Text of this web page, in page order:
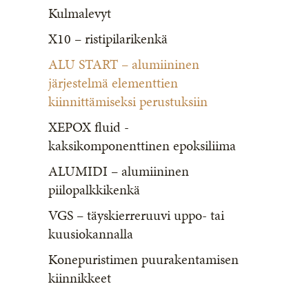
Kulmalevyt
X10 – ristipilarikenkä
ALU START – alumiininen
järjestelmä elementtien
kiinnittämiseksi perustuksiin
XEPOX fluid -
kaksikomponenttinen epoksiliima
ALUMIDI – alumiininen
piilopalkkikenkä
VGS – täyskierreruuvi uppo- tai
kuusiokannalla
Konepuristimen puurakentamisen
kiinnikkeet